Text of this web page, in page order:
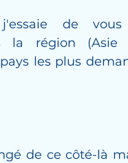
j'essaie de
la région
les plus
de ce côté-là